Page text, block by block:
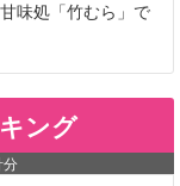
味処「竹むら」で
ング
分